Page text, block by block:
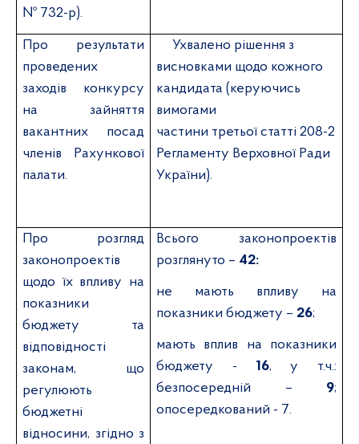
№ 732-р).
Про результати
проведених
заходів конкурсу
на зайняття
вакантних посад
членів Рахункової
палати.
Ухвалено рішення з
висновками щодо кожного
кандидата (керуючись
вимогами
частини третьої статті 208-2
Регламенту Верховної Ради
України).
Про розгляд
законопроектів
щодо їх впливу на
показники
бюджету та
відповідності
законам, що
регулюють
бюджетні
відносини, згідно з
Всього законопроектів
розглянуто – 42:
не мають впливу на
показники бюджету – 26;
мають вплив на показники
бюджету - 16, у т.ч.:
безпосередній – 9;
опосередкований - 7.